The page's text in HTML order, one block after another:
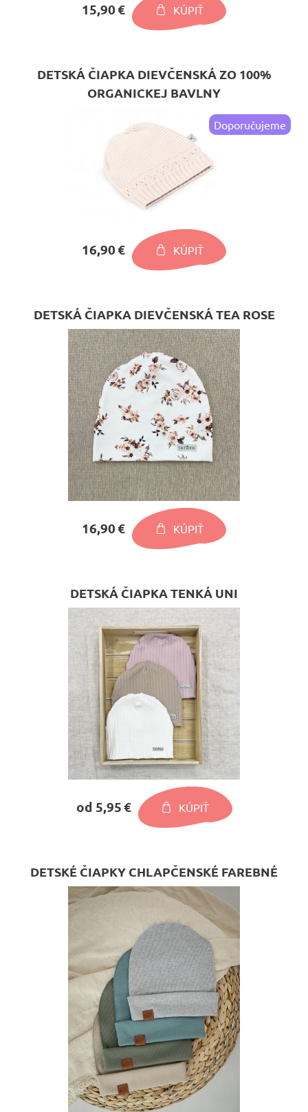
15,90 € KÚPIŤ
DETSKÁ ČIAPKA DIEVČENSKÁ ZO 100%
ORGANICKEJ BAVLNY
Doporučujeme
16,90 € KÚPIŤ
DETSKÁ ČIAPKA DIEVČENSKÁ TEA ROSE
16,90 € KÚPIŤ
DETSKÁ ČIAPKA TENKÁ UNI
od 5,95 € KÚPIŤ
DETSKÉ ČIAPKY CHLAPČENSKÉ FAREBNÉ